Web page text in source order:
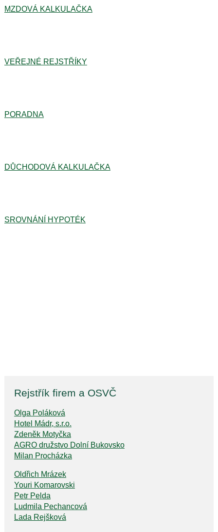
MZDOVÁ KALKULAČKA
VEŘEJNÉ REJSTŘÍKY
PORADNA
DŮCHODOVÁ KALKULAČKA
SROVNÁNÍ HYPOTÉK
Rejstřík firem a OSVČ
Olga Poláková
Hotel Mádr, s.r.o.
Zdeněk Motyčka
AGRO družstvo Dolní Bukovsko
Milan Procházka
Oldřich Mrázek
Youri Komarovski
Petr Pelda
Ludmila Pechancová
Lada Rejšková